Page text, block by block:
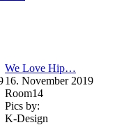
We Love Hip…
16. November 2019
Room14
Pics by:
K-Design